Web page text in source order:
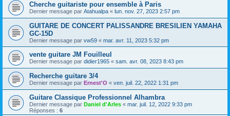
Cherche guitariste pour ensemble à Paris
Dernier message par Atahualpa « lun. nov. 27, 2023 2:57 pm
GUITARE DE CONCERT PALISSANDRE BRESILIEN YAMAHA
GC-15D
Dernier message par vw59 « mar. avr. 11, 2023 5:32 pm
vente guitare JM Fouilleul
Dernier message par didier1965 « sam. avr. 08, 2023 8:43 pm
Recherche guitare 3/4
Dernier message par Ernest'O « ven. juil. 22, 2022 1:31 pm
Guitare Classique Professionnel Alhambra
Dernier message par Daniel d'Arles « mar. juil. 12, 2022 9:33 pm
Réponses : 6